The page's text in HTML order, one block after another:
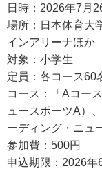
日時：2026年7月
場所：日本体育大
インアリーナほか
対象：小学生
定員：各コース60
コース：「Aコー
ュースポーツA）
ーディング・ニュ
参加費：500円
申込期限：2026年